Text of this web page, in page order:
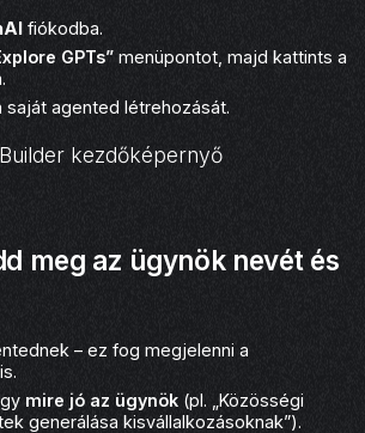
fiókodba.
GPTs” menüpontot, majd kattints a
agented létrehozását.
kezdőképernyő
meg az ügynök nevét és
– ez fog megjelenni a
mire jó az ügynök (pl. „Közösségi
generálása kisvállalkozásoknak”).